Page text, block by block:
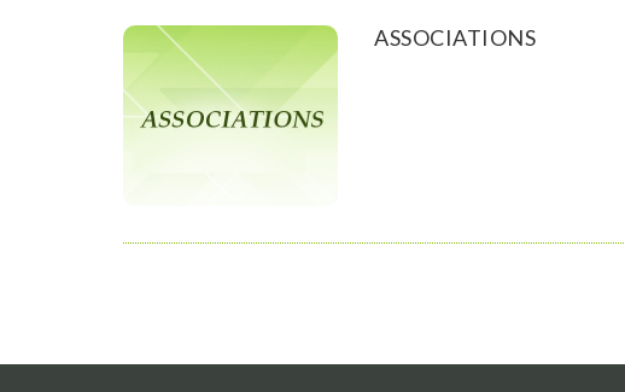
ASSOCIATIONS